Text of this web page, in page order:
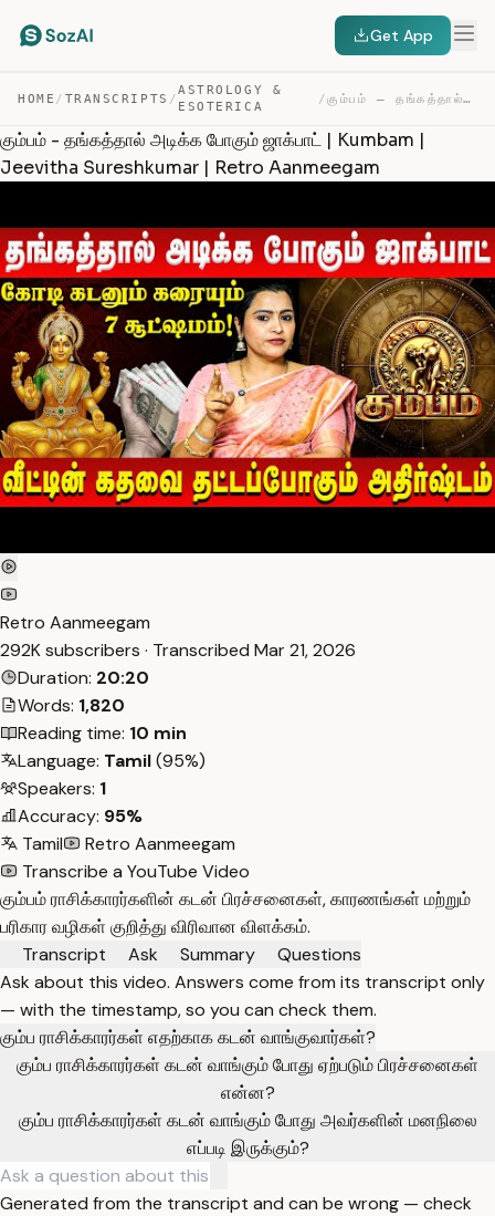
Get App
HOME / TRANSCRIPTS /
ASTROLOGY &
ESOTERICA
/ கும்பம் – தங்கத்தால் அடிக்க போகும் ஜாக்பாட் | KUMBAM | … — TRANSCRIPT
கும்பம் - தங்கத்தால் அடிக்க போகும் ஜாக்பாட் | Kumbam |
Jeevitha Sureshkumar | Retro Aanmeegam
Retro Aanmeegam
292K subscribers · Transcribed Mar 21, 2026
Duration: 20:20
Words: 1,820
Reading time: 10 min
Language: Tamil(95%)
Speakers: 1
Accuracy: 95%
Tamil
Retro Aanmeegam
Transcribe a YouTube Video
கும்பம் ராசிக்காரர்களின் கடன் பிரச்சனைகள், காரணங்கள் மற்றும்
பரிகார வழிகள் குறித்து விரிவான விளக்கம்.
Transcript
Ask Summary
Questions
Ask about this video. Answers come from its transcript only
— with the timestamp, so you can check them.
கும்ப ராசிக்காரர்கள் எதற்காக கடன் வாங்குவார்கள்?
கும்ப ராசிக்காரர்கள் கடன் வாங்கும் போது ஏற்படும் பிரச்சனைகள்
என்ன?
கும்ப ராசிக்காரர்கள் கடன் வாங்கும் போது அவர்களின் மனநிலை
எப்படி இருக்கும்?
Generated from the transcript and can be wrong — check